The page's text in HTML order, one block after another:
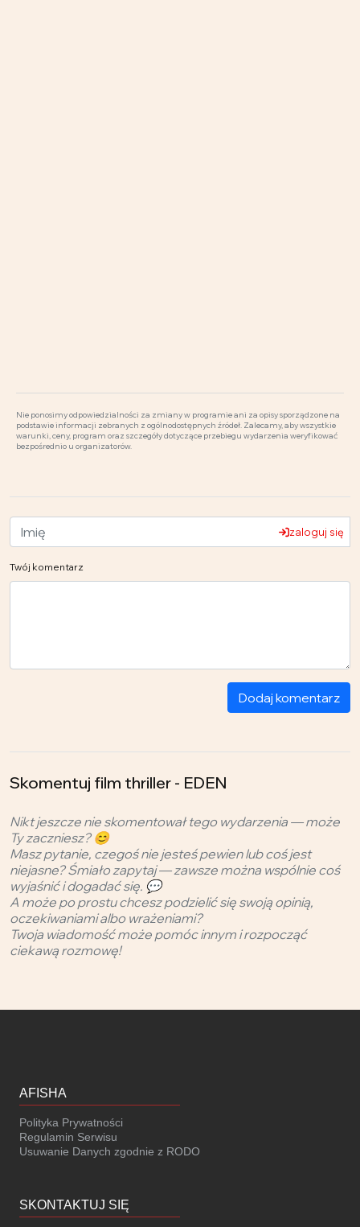
Nie ponosimy odpowiedzialności za zmiany w programie ani za opisy sporządzone na
podstawie informacji zebranych z ogólnodostępnych źródeł. Zalecamy, aby wszystkie
warunki, ceny, program oraz szczegóły dotyczące przebiegu wydarzenia weryfikować
bezpośrednio u organizatorów.
zaloguj się
Twój komentarz
Dodaj komentarz
Skomentuj film thriller - EDEN
Nikt jeszcze nie skomentował tego wydarzenia — może
Ty zaczniesz? 😊
Masz pytanie, czegoś nie jesteś pewien lub coś jest
niejasne? Śmiało zapytaj — zawsze można wspólnie coś
wyjaśnić i dogadać się. 💬
A może po prostu chcesz podzielić się swoją opinią,
oczekiwaniami albo wrażeniami?
Twoja wiadomość może pomóc innym i rozpocząć
ciekawą rozmowę!
AFISHA
Polityka Prywatności
Regulamin Serwisu
Usuwanie Danych zgodnie z RODO
SKONTAKTUJ SIĘ